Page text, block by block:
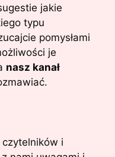
jakie
typu
pomysłami
je
nasz kanał
i